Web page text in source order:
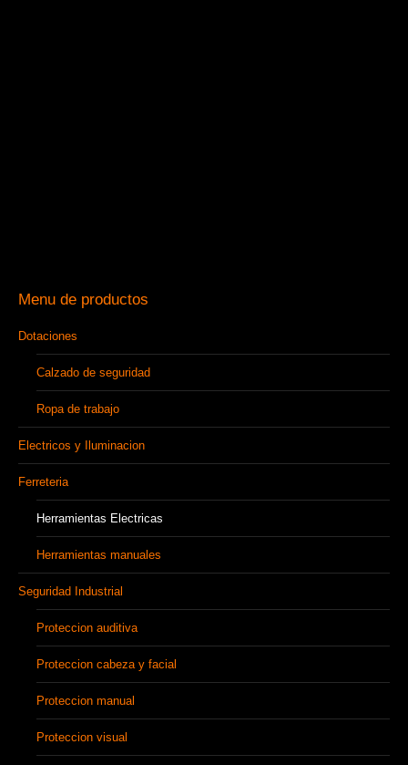
Menu de productos
Dotaciones
Calzado de seguridad
Ropa de trabajo
Electricos y Iluminacion
Ferreteria
Herramientas Electricas
Herramientas manuales
Seguridad Industrial
Proteccion auditiva
Proteccion cabeza y facial
Proteccion manual
Proteccion visual